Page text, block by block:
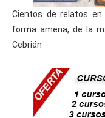
Cientos de relatos
forma amena, de la
Cebrián